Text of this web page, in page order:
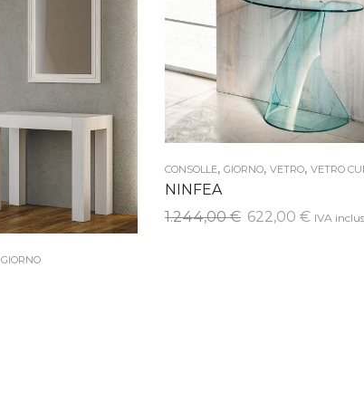
GIORNO
CONSOLLE, GIORNO, VETRO, VETRO
NINFEA
1.244,00€ Il
622,00 €IlIVA